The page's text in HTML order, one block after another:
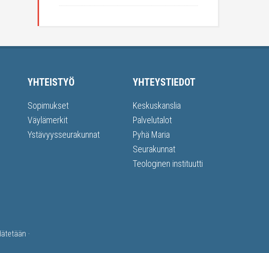
YHTEISTYÖ
Sopimukset
Väylämerkit
Ystävyysseurakunnat
YHTEYSTIEDOT
Keskuskanslia
Palvelutalot
Pyhä Maria
Seurakunnat
Teologinen instituutti
·